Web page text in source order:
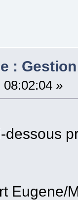
:
»
dessous
Eugene/